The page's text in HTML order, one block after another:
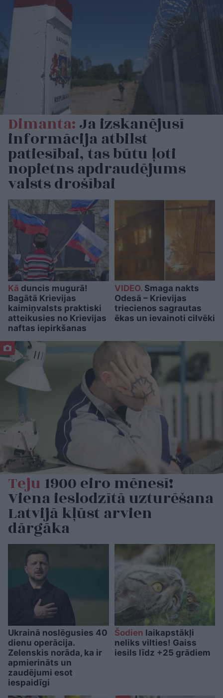
Dimanta:Ja izskanējusī
informācija atbilst
patiesībai, tas būtu ļoti
nopietns apdraudējums
valsts drošībai
Kā duncis mugurā!
Bagātā Krievijas
kaimiņvalsts praktiski
atteikusies no Krievijas
naftas iepirkšanas
VIDEO.Smaga nakts
Odesā – Krievijas
triecienos sagrautas
ēkas un ievainoti cilvēki
Teju1900 eiro mēnesī!
Viena ieslodzītā uzturēšana
Latvijā kļūst arvien
dārgāka
Ukrainā noslēgusies 40
dienu operācija.
Zelenskis norāda, ka ir
apmierināts un
zaudējumi esot
iespaidīgi
Šodien laikapstākļi
neliks vilties! Gaiss
iesils līdz +25 grādiem